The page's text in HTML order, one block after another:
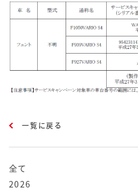
全て
2026
一覧に戻る